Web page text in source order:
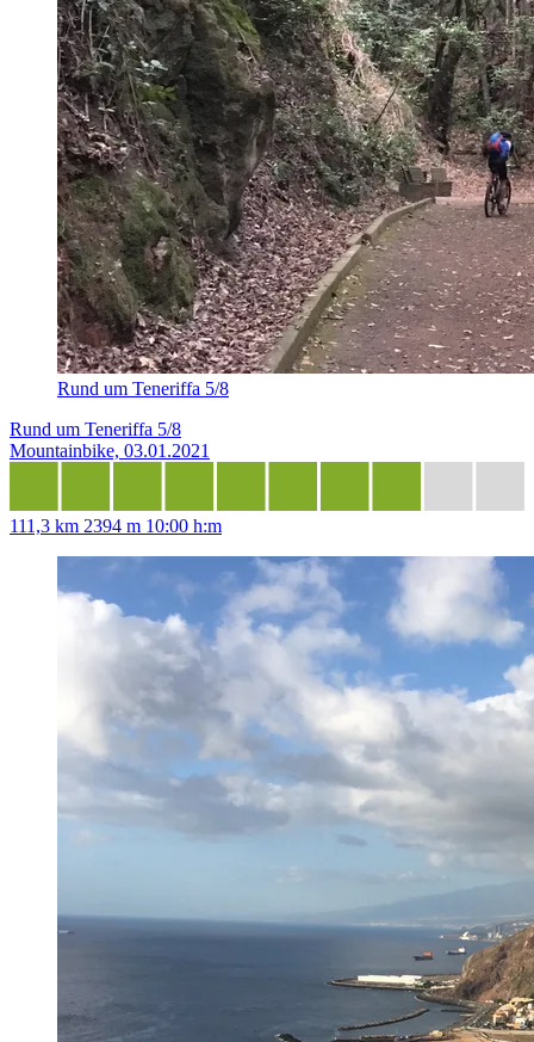
Rund um Teneriffa 5/8
Rund um Teneriffa 5/8
Mountainbike, 03.01.2021
111,3 km 2394 m 10:00 h:m